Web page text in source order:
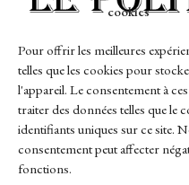
cookies
Pour offrir les meilleures
telles que les cookies pour
l'appareil. Le consentement à
traiter des données telles que le
identifiants uniques sur ce site.
consentement peut affecter
fonctions.
Links
Contact
Sitemap